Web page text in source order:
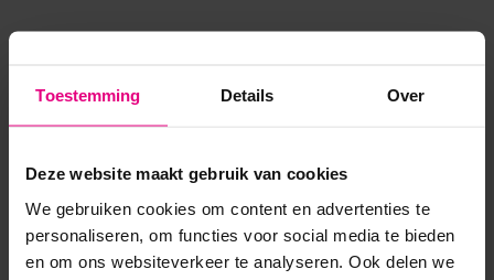
Toestemming Details Over
Deze website maakt gebruik van cookies
We gebruiken cookies om content en advertenties te
personaliseren, om functies voor social media te bieden
en om ons websiteverkeer te analyseren. Ook delen we